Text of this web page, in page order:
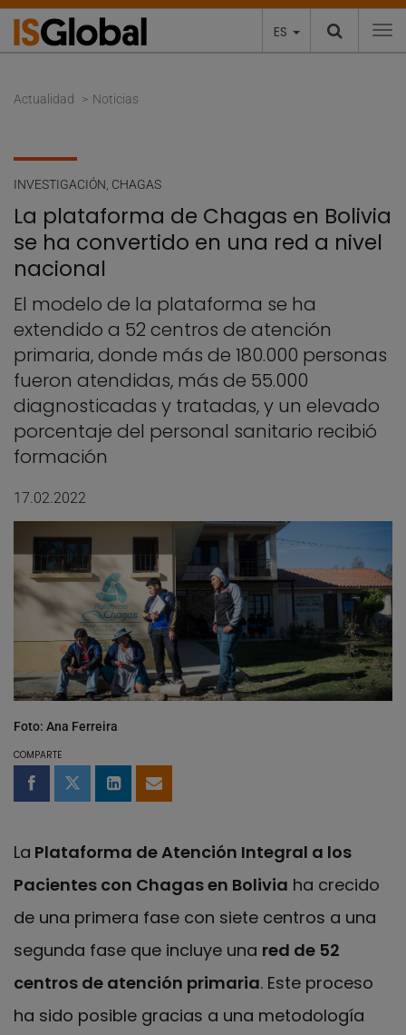
ES
Actualidad Noticias
INVESTIGACIÓN CHAGAS
La plataforma de Chagas en Bolivia
se ha convertido en una red a nivel
nacional
El modelo de la plataforma se ha
extendido a 52 centros de atención
primaria, donde más de 180.000 personas
fueron atendidas, más de 55.000
diagnosticadas y tratadas, y un elevado
porcentaje del personal sanitario recibió
formación
17.02.2022
Foto: Ana Ferreira
COMPARTE
Compartir en Facebook
Compartir en Twitter
Compartir en LinkedIn
Compartir por email
La Plataforma de Atención Integral a los
Pacientes con Chagas en Bolivia ha crecido
de una primera fase con siete centros a una
segunda fase que incluye una red de 52
centros de atención primaria. Este proceso
ha sido posible gracias a una metodología